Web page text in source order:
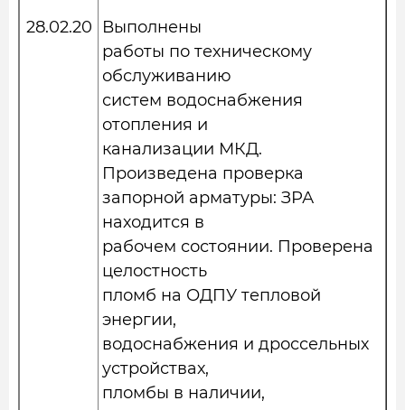
28.02.20
Выполнены
работы по техническому
обслуживанию
систем водоснабжения
отопления и
канализации МКД.
Произведена проверка
запорной арматуры: ЗРА
находится в
рабочем состоянии. Проверена
целостность
пломб на ОДПУ тепловой
энергии,
водоснабжения и дроссельных
устройствах,
пломбы в наличии,